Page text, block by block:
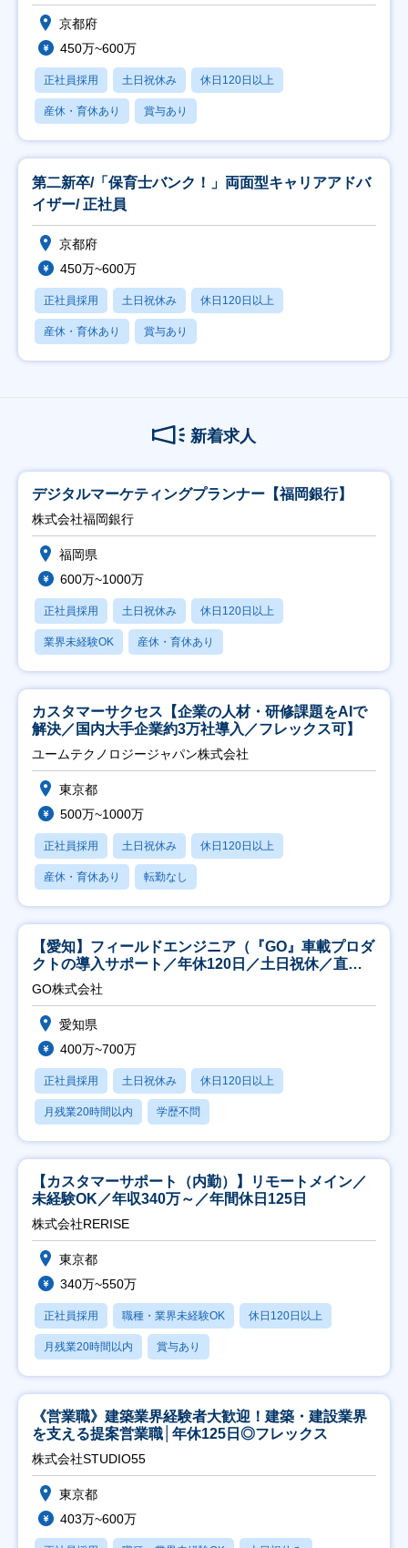
京都府
450万~600万
正社員採用 土日祝休み 休日120日以上
産休・育休あり 賞与あり
第二新卒/「保育士バンク！」両面型キャリアアドバ
イザー/ 正社員
京都府
450万~600万
正社員採用 土日祝休み 休日120日以上
産休・育休あり 賞与あり
新着求人
デジタルマーケティングプランナー【福岡銀行】
株式会社福岡銀行
福岡県
600万~1000万
正社員採用 土日祝休み 休日120日以上
業界未経験OK 産休・育休あり
カスタマーサクセス【企業の人材・研修課題をAIで
解決／国内大手企業約3万社導入／フレックス可】
ユームテクノロジージャパン株式会社
東京都
500万~1000万
正社員採用 土日祝休み 休日120日以上
産休・育休あり 転勤なし
【愛知】フィールドエンジニア（『GO』車載プロダ
クトの導入サポート／年休120日／土日祝休／直行
直帰
GO株式会社
愛知県
400万~700万
正社員採用 土日祝休み 休日120日以上
月残業20時間以内 学歴不問
【カスタマーサポート（内勤）】リモートメイン／
未経験OK／年収340万～／年間休日125日
株式会社RERISE
東京都
340万~550万
正社員採用 職種・業界未経験OK 休日120日以上
月残業20時間以内 賞与あり
《営業職》建築業界経験者大歓迎！建築・建設業界
を支える提案営業職│年休125日◎フレックス
株式会社STUDIO55
東京都
403万~600万